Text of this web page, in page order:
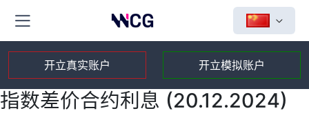
开立真实账户 开立模拟账户
指数差价合约利息 (20.12.2024)